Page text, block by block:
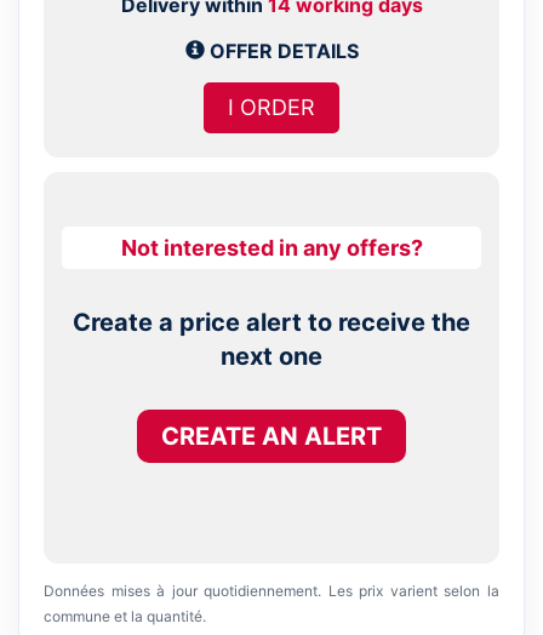
OFFER DETAILS
I ORDER
Not interested in any offers?
Create a price alert to receive the
next one
CREATE AN ALERT
Données mises à jour quotidiennement. Les prix varient selon la
commune et la quantité.